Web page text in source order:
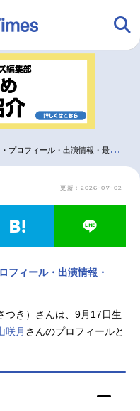
アニメ
グッズ
声優記事一覧
ィール・出演情報・最新情報まとめ
更新：2026-07-02
フィール・出演情報・
つき）さんは、9月17日生
咲月 さんのプロフィールと